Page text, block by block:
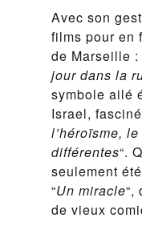
Avec son
films pour en
de Marseille :
jour dans la
symbole ailé
Israel,
l’héroïsme,
différentes“.
seulement
“Un miracle“,
de vieux